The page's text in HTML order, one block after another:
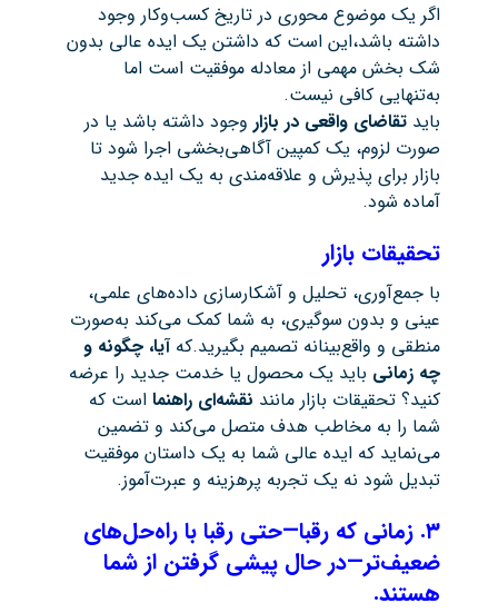
اگر یک موضوع محوری در تاریخ کسب‌وکار وجود
داشته باشد،این است که داشتن یک ایده عالی بدون
شک بخش مهمی از معادله موفقیت است اما
به‌تنهایی کافی نیست.
بایدتقاضای واقعی در بازار وجود داشته باشد یا در
صورت لزوم، یک کمپین آگاهی‌بخشی اجرا شود تا
بازار برای پذیرش و علاقه‌مندی به یک ایده جدید
آماده شود.
تحقیقات بازار
با جمع‌آوری، تحلیل و آشکارسازی داده‌های علمی،
عینی و بدون سوگیری، به شما کمک می‌کند به‌صورت
منطقی و واقع‌بینانه تصمیم بگیرید.کهآیا، چگونه و
چه زمانی باید یک محصول یا خدمت جدید را عرضه
کنید؟ تحقیقات بازار مانند نقشه‌ای راهنما است که
شما را به مخاطب هدف متصل می‌کند و تضمین
می‌نماید که ایده عالی شما به یک داستان موفقیت
تبدیل شود نه یک تجربه پرهزینه و عبرت‌آموز.
۳.زمانی که رقبا—حتی رقبا با راه‌حل‌های
ضعیف‌تر—در حال پیشی گرفتن از شما
هستند.